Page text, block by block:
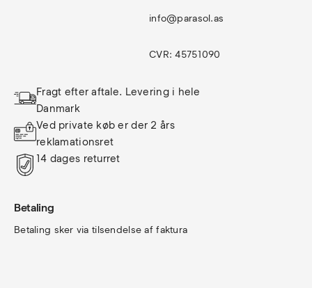
info@parasol.as
CVR: 45751090
Fragt efter aftale. Levering i hele
Danmark
Ved private køb er der 2 års
reklamationsret
14 dages returret
Betaling
Betaling sker via tilsendelse af faktura